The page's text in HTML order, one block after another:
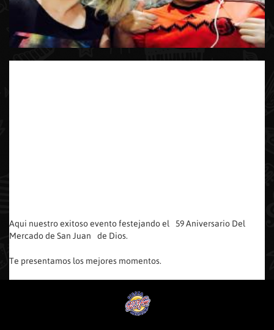
Aqui nuestro exitoso evento festejando el 59 Aniversario Del
Mercado de San Juan de Dios.
Te presentamos los mejores momentos.